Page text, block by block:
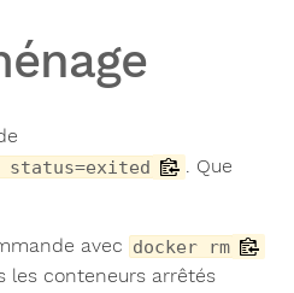
. Que
avec docker rm
les conteneurs arrêtés